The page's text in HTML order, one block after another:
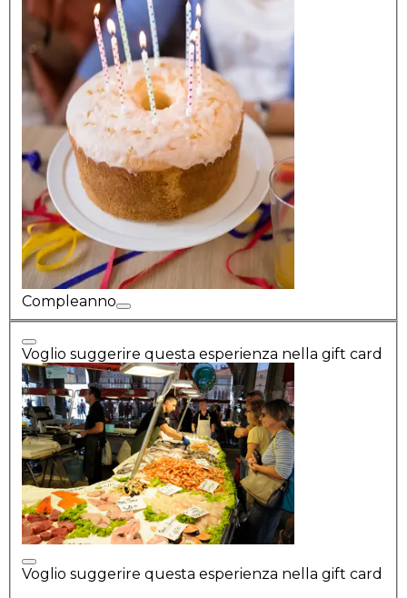
Compleanno
Voglio suggerire questa esperienza nella gift card
Voglio suggerire questa esperienza nella gift card